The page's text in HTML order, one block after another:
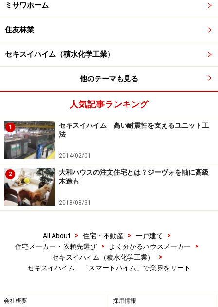
このうちHEMSの名称は
。一
般的なHEMSは電気やガスなどのエネルギーの需要と供
給を「見える化」するだけですが、同社のHEMSは電力
というIT技術を用いて、ユーザーに光熱費に関するコン
サルティングサービスを提供している点に特徴がありま
す。
一方、蓄電池はPVで発電した電力を貯めておくことで、
電力会社から購入する電気の使用を減らすことができ、
割安な深夜電力で蓄電もできますから光熱費の削減が可
能になります。さらに、停電時にも電気を確保できます
から、通常のレベルに近い暮らしを維持でき、安心安全
も確保できます。
PVと蓄電池をHEMSで最適に運用し、さらにコンサルテ
可能にするのが、セキスイハイムが供給する「スマート
ハイム」が目指すところ。最近ではPVの大容量化を進め
ており、10kw超のPVを搭載しZEH仕様とした 「ミライ
品の供給にも力を入れています。
ミサワホーム
住友林業
セキスイハイム（積水化学工業）
他のテーマも見る
人気記事ランキング
1
セキスイハイム 高い耐震性を支えるユニット工
法
2014/02/01
2
大和ハウスの注文住宅とは？ジーヴォを軸に高級
木造も
2018/08/31
All About > 住宅・不動産 > 一戸建て
>
住宅メーカー・依頼先選び
> よく分かるハウスメーカー
>
セキスイハイム（積水化学工業）
>
セキスイハイム 「スマートハイム」で業界をリード
会社概要 採用情報